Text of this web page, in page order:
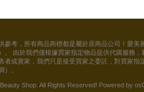
考，所有商品商標都是屬於原商品公司！愛美
由於我們僅根據買家指定物品提供代購服務
或賣家，我們只是接受買家之委託，對買家指
）。
Shop. All Rights Reserved! Powered by